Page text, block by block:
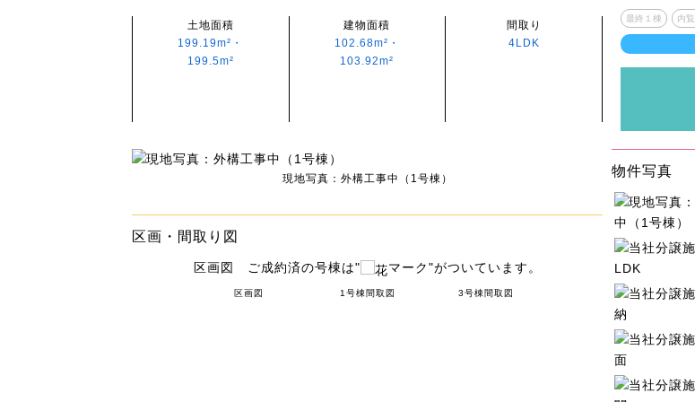
土地面積
199.19m²・
199.5m²
建物面積
102.68m²・
103.92m²
間取り
4LDK
最終１棟 内
現地写真：外構工事中（1号棟）
区画・間取り図
区画図 ご成約済の号棟は" マーク"がついています。
区画図 1号棟間取図 3号棟間取図
物件写真